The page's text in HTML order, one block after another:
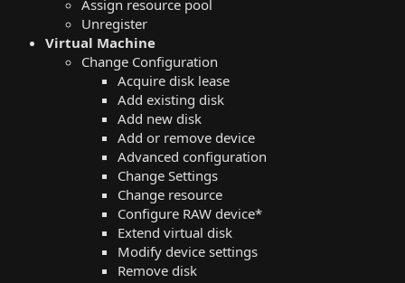
Assign resource pool
Unregister
Virtual Machine
Change Configuration
Acquire disk lease
Add existing disk
Add new disk
Add or remove device
Advanced configuration
Change Settings
Change resource
Configure RAW device*
Extend virtual disk
Modify device settings
Remove disk